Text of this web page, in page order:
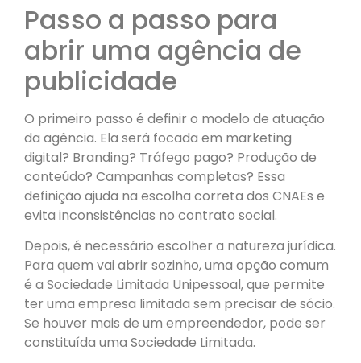
Passo a passo para
abrir uma agência de
publicidade
O primeiro passo é definir o modelo de atuação
da agência. Ela será focada em marketing
digital? Branding? Tráfego pago? Produção de
conteúdo? Campanhas completas? Essa
definição ajuda na escolha correta dos CNAEs e
evita inconsistências no contrato social.
Depois, é necessário escolher a natureza jurídica.
Para quem vai abrir sozinho, uma opção comum
é a Sociedade Limitada Unipessoal, que permite
ter uma empresa limitada sem precisar de sócio.
Se houver mais de um empreendedor, pode ser
constituída uma Sociedade Limitada.